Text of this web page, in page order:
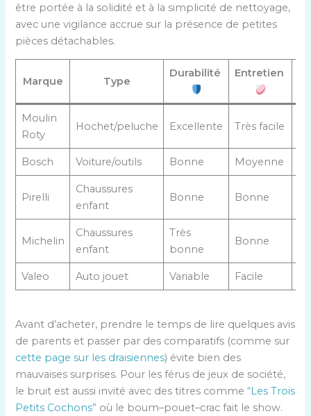
être portée à la solidité et à la simplicité de nettoyage,
avec une vigilance accrue sur la présence de petites
pièces détachables.
Marque Type
Durabilité
Entretien
Moulin
Roty
Hochet/peluche Excellente Très facile
Bosch Voiture/outils Bonne Moyenne
Pirelli
Chaussures
enfant
Bonne Bonne
Michelin
Chaussures
enfant
Très
bonne
Bonne
Valeo Auto jouet Variable Facile
Avant d’acheter, prendre le temps de lire quelques avis
de parents et passer par des comparatifs (comme sur
cette page sur les draisiennes) évite bien des
mauvaises surprises. Pour les férus de jeux de société,
le bruit est aussi invité avec des titres comme“Les Trois
Petits Cochons” où le boum–pouet–crac fait le show.